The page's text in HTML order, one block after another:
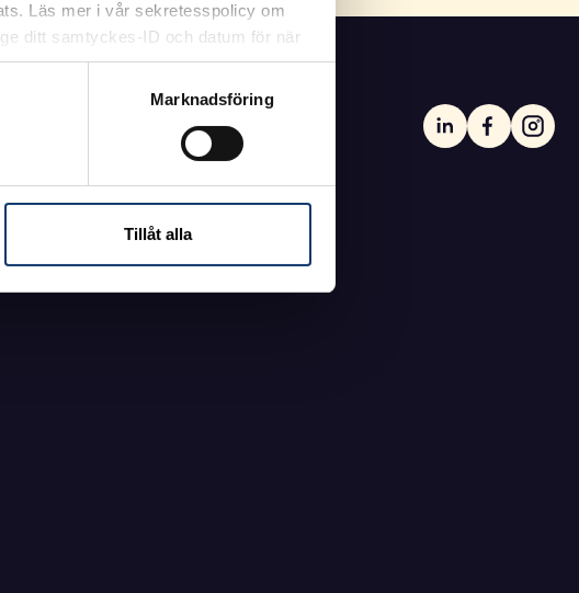
Läs mer i vår sekretesspolicy om
ditt samtyckes-ID och datum för när
genom att klicka på knappnålen
Marknadsföring
Tillåt alla